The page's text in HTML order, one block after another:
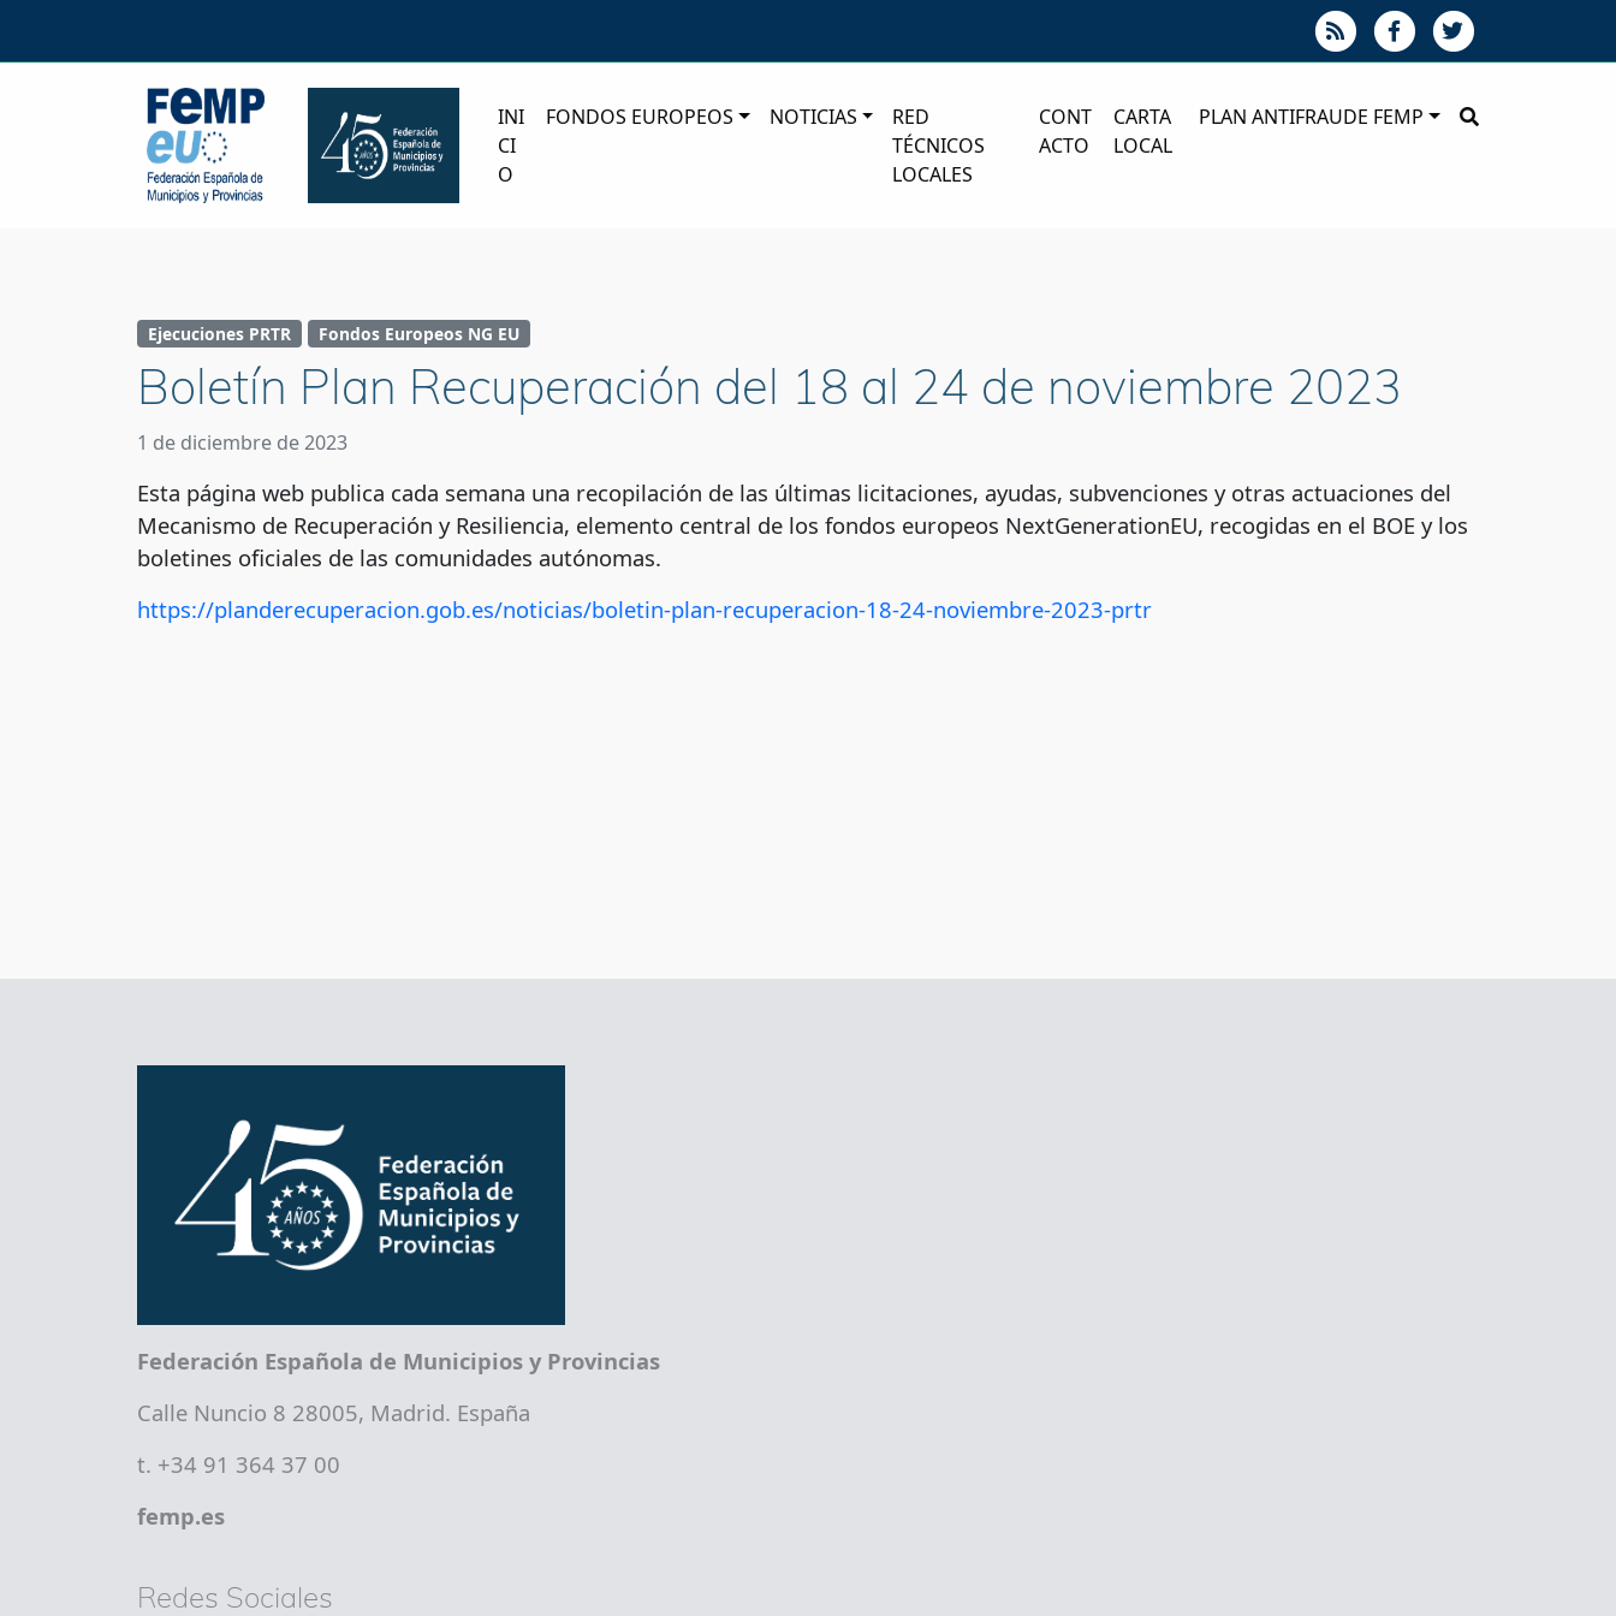
INI
CI
O
FONDOS EUROPEOS NOTICIAS
RED
TÉCNICOS
LOCALES
CONT
ACTO
CARTA
LOCAL
PLAN ANTIFRAUDE FEMP
Ejecuciones PRTR Fondos Europeos NG EU
Boletín Plan Recuperación del 18 al 24 de noviembre 2023
1 de diciembre de 2023
Esta página web publica cada semana una recopilación de las últimas licitaciones, ayudas, subvenciones y otras actuaciones del
Mecanismo de Recuperación y Resiliencia, elemento central de los fondos europeos NextGenerationEU, recogidas en el BOE y los
boletines oficiales de las comunidades autónomas.
https://planderecuperacion.gob.es/noticias/boletin-plan-recuperacion-18-24-noviembre-2023-prtr
Federación Española de Municipios y Provincias
Calle Nuncio 8 28005, Madrid. España
t. +34 91 364 37 00
femp.es
Redes Sociales